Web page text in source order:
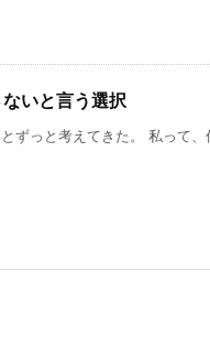
いと言う選択
ずっと考えてきた。 私って